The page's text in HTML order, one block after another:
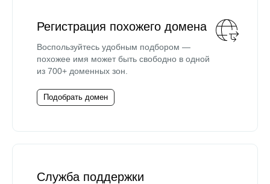
Регистрация похожего домена
Воспользуйтесь удобным подбором —
похожее имя может быть свободно в одной
из 700+ доменных зон.
Подобрать домен
Служба поддержки